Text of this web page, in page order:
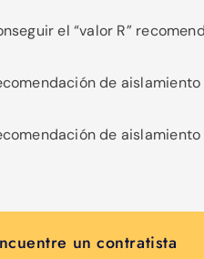
el “valor R”
de
de aislamiento
un contratista